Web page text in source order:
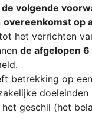
volgende
overeenkomst op
het verrichten
de afgelopen 6
betrekking op een
doeleinden
geschil (het